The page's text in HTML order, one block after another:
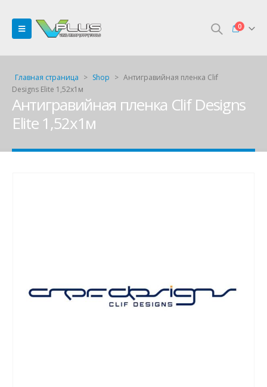
0
Главная страница > Shop > Антигравийная пленка Clif
Designs Elite 1,52х1м
Антигравийная пленка Clif Designs
Elite 1,52х1м